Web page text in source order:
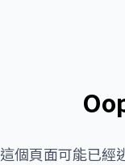
這個頁面可能已經